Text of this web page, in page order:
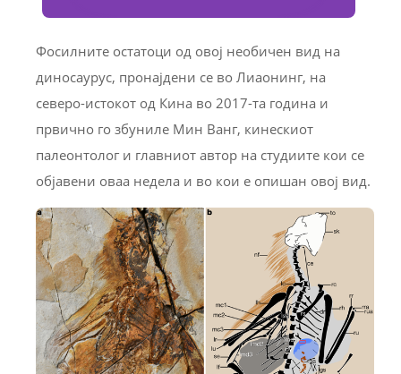
Фосилните остатоци од овој необичен вид на
диносаурус, пронајдени се во Лиаонинг, на
северо-истокот од Кина во 2017-та година и
првично го збуниле Мин Ванг, кинескиот
палеонтолог и главниот автор на студиите кои се
објавени оваа недела и во кои е опишан овој вид.